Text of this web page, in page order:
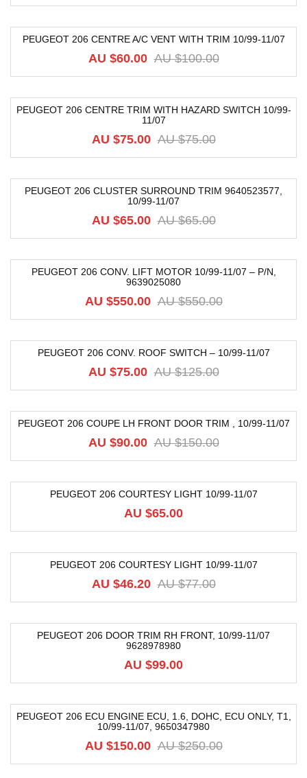
PEUGEOT 206 CENTRE A/C VENT WITH TRIM 10/99-11/07
AU $100.00
AU $60.00
PEUGEOT 206 CENTRE TRIM WITH HAZARD SWITCH 10/99-
11/07
AU $75.00
AU $75.00
PEUGEOT 206 CLUSTER SURROUND TRIM 9640523577,
10/99-11/07
AU $65.00
AU $65.00
PEUGEOT 206 CONV. LIFT MOTOR 10/99-11/07 – P/N,
9639025080
AU $550.00
AU $550.00
PEUGEOT 206 CONV. ROOF SWITCH – 10/99-11/07
AU $125.00
AU $75.00
PEUGEOT 206 COUPE LH FRONT DOOR TRIM , 10/99-11/07
AU $150.00
AU $90.00
PEUGEOT 206 COURTESY LIGHT 10/99-11/07
AU $65.00
PEUGEOT 206 COURTESY LIGHT 10/99-11/07
AU $77.00
AU $46.20
PEUGEOT 206 DOOR TRIM RH FRONT, 10/99-11/07
9628978980
AU $99.00
PEUGEOT 206 ECU ENGINE ECU, 1.6, DOHC, ECU ONLY, T1,
10/99-11/07, 9650347980
AU $250.00
AU $150.00